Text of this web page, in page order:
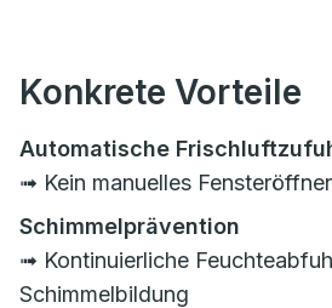
Konkrete Vorteile
Automatische
➟ Kein manuelles
Schimmelprävention
➟ Kontinuierliche
Schimmelbildung